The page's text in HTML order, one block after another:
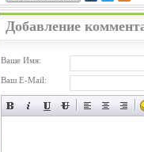
Добавление
Ваше Имя:
Ваш E-Mail: